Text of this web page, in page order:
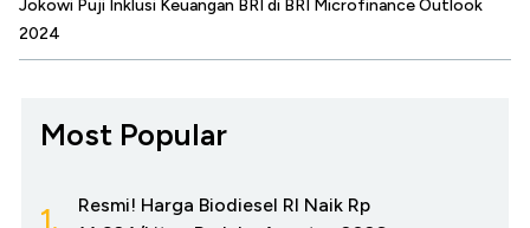
Jokowi Puji Inklusi Keuangan BRI di BRI Microfinance Outlook
2024
Most Popular
1.
Resmi! Harga Biodiesel RI Naik Rp